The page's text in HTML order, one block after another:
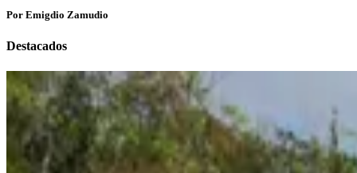
Por Emigdio Zamudio
Destacados